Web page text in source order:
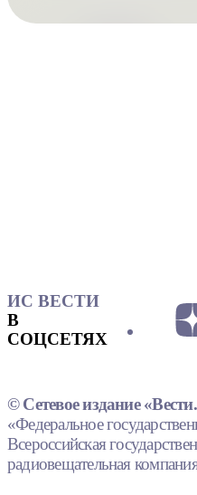
ИС ВЕСТИ
В
СОЦСЕТЯХ
© Сетевое издание
«Федеральное
Всероссийская
радиовещательная